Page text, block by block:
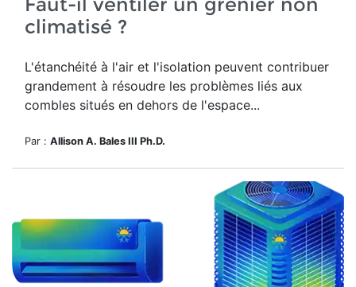
climatisé ?
L'étanchéité à l'air et l'isolation peuvent contribuer
grandement à résoudre les problèmes liés aux
combles situés en dehors de l'espace...
Par : Allison A. Bales III Ph.D.